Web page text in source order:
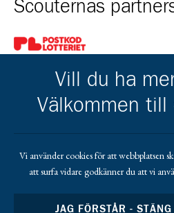
Scouternas
Gå till pl_50
Gå till https://www.mera.se/
Gå till https:// Gå
Vill du ha
Välkommen till
Vi använder cookies för att webbplatsen
att surfa vidare godkänner du att vi
JAG FÖRSTÅR -